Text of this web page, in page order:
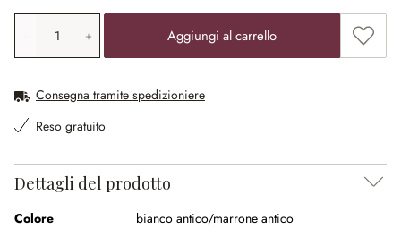
Quantità prodotto: inserisci il valore desiderato o
Aggiungi al carrello
Consegna tramite spedizioniere
Reso gratuito
Dettagli del prodotto
Colore
bianco antico/marrone antico